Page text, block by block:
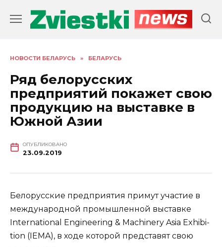
содержанию
НОВОСТИ БЕЛАРУСЬ » БЕЛАРУСЬ
Ряд белорусских
предприятий покажет свою
продукцию на выставке в
Южной Азии
ОПУБЛИКОВАНО
23.09.2019
Белорусские предприятия примут участие в
международной промышленной выставке
Inter­na­tion­al Engi­neer­ing & Machin­ery Asia Exhi­bi­
tion (IEMA), в ходе которой представят свою